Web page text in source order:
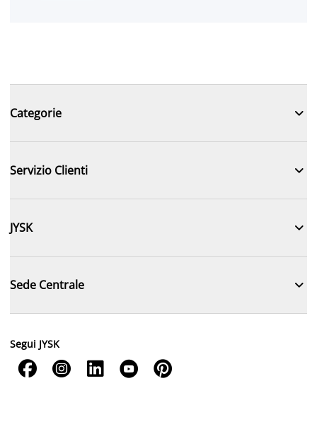
Categorie 
Servizio Clienti 
JYSK 
Sede Centrale 
Segui JYSK
    